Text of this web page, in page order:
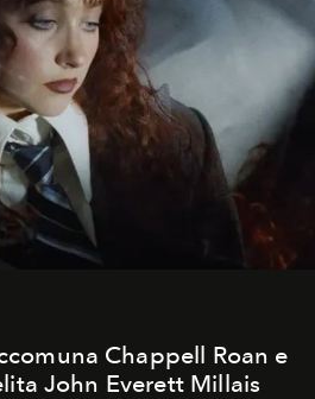
Chappell Roan e
John Everett Millais